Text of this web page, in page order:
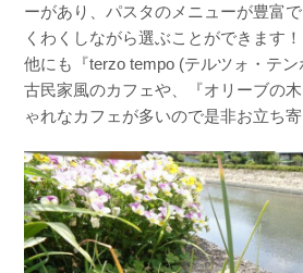
ーがあり、パスタのメニューが豊富
くわくしながら選ぶことができます！
他にも『terzo tempo (テルツォ・テ
古民家風のカフェや、『オリーブの
ゃれなカフェが多いので是非お立ち寄